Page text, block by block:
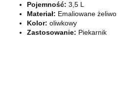
Pojemność: 3,5 L
Materiał: Emaliowane żeliwo
Kolor: oliwkowy
Zastosowanie: Piekarnik